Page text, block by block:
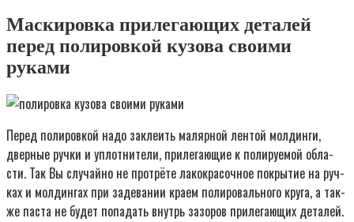
Маскировка прилегающих деталей
перед полировкой кузова своими
руками
Перед поли­ров­кой надо закле­ить маляр­ной лен­той мол­дин­ги,
двер­ные руч­ки и уплот­ни­те­ли, при­ле­га­ю­щие к поли­ру­е­мой обла­
сти. Так Вы слу­чай­но не про­трё­те лако­кра­соч­ное покры­тие на руч­
ках и мол­дин­гах при заде­ва­нии кра­ем поли­ро­валь­но­го кру­га, а так­
же пас­та не будет попа­дать внутрь зазо­ров при­ле­га­ю­щих деталей.